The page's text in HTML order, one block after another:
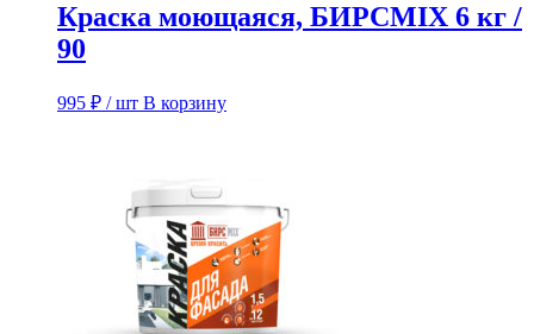
Краска моющаяся, БИРСMIX 6 кг /
90
995 ₽ / шт В корзину